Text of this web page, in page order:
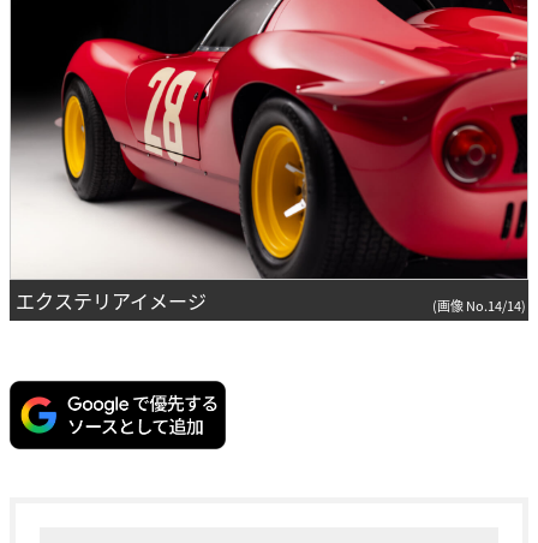
エクステリアイメージ (画像 No.14/14)